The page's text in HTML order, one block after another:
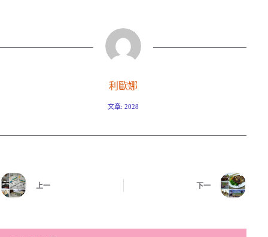
利歐娜
文章: 2028
上一 下一